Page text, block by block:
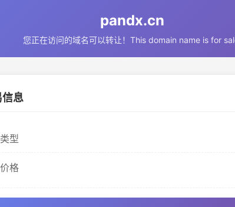
pandx.cn
您正在访问的域名可以转让！This domain name is for
息
型
格